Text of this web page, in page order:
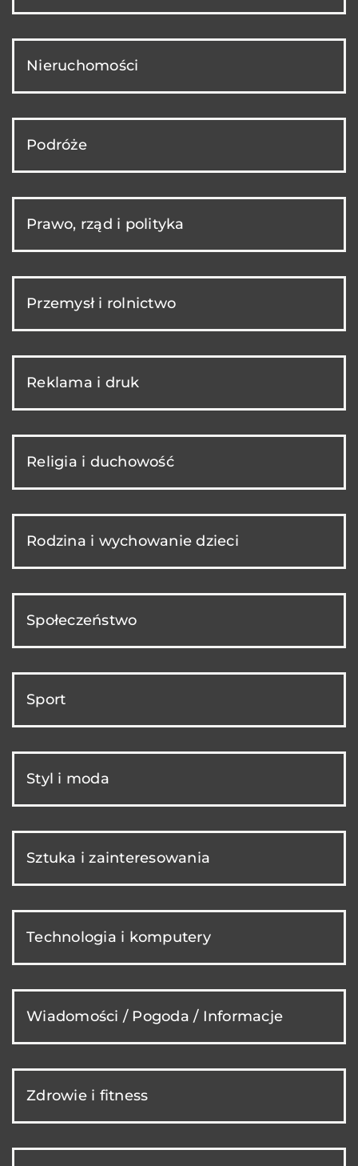
Nieruchomości
Podróże
Prawo, rząd i polityka
Przemysł i rolnictwo
Reklama i druk
Religia i duchowość
Rodzina i wychowanie dzieci
Społeczeństwo
Sport
Styl i moda
Sztuka i zainteresowania
Technologia i komputery
Wiadomości / Pogoda / Informacje
Zdrowie i fitness